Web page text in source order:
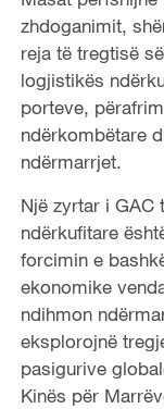
zhdoganimit,
reja të tregtisë
logjistikës
porteve,
ndërkombëtare
ndërmarrjet.
Një zyrtar i GAC
ndërkufitare
forcimin e
ekonomike
ndihmon
eksplorojnë
pasigurive
Kinës për